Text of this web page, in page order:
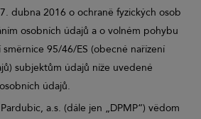
dubna 2016 o ochraně fyzických osob
osobních údajů a o volném pohybu
95/46/ES (obecné nařízení
subjektům údajů níže uvedené
údajů.
a.s. (dále jen „DPMP“) vědom